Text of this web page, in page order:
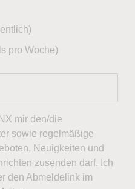
pro Woche)
mir den/die
sowie regelmäßige
Neuigkeiten und
zusenden darf. Ich
den Abmeldelink im